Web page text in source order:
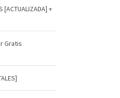
[ACTUALIZADA] +
Gratis